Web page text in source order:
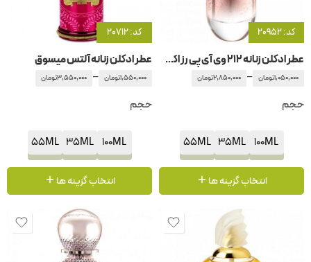
کد: 20952
عطر ادکلن زنانه 212 وی آی پی رز اکسترا کارولینا هررا
1,050,000تومان –
2,850,000تومان
حجم
100ML
35ML
55ML
انتخاب گزینه ها
کد: 20712
عطر ادکلن زنانه آلتس میسوق
1,550,000تومان –
3,550,000تومان
حجم
100ML
35ML
55ML
انتخاب گزینه ها